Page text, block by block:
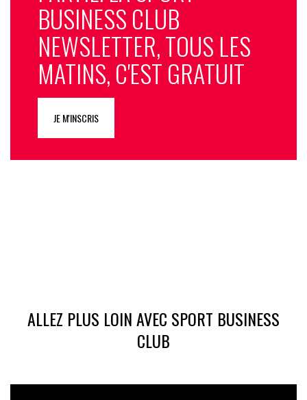
BUSINESS CLUB
NEWSLETTER, TOUS LES
MATINS, C'EST GRATUIT
JE M'INSCRIS
ALLEZ PLUS LOIN AVEC SPORT BUSINESS
CLUB